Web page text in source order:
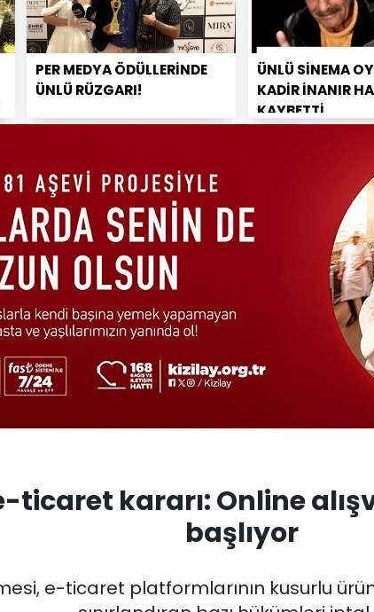
PER MEDYA ÖDÜLLERİNDE
ÜNLÜ RÜZGARI!
ÜNLÜ SİNEMA
KADİR İNANIR
KAYBETTİ
ticaret kararı: Online
başlıyor
e-ticaret platformlarının kusurlu